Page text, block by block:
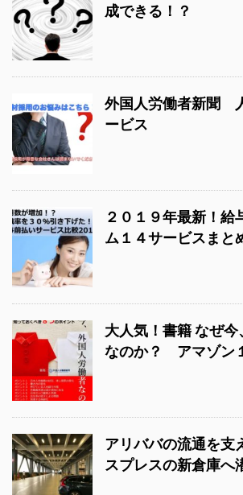
成できる！？
外国人労働者新聞
ービス
２０１９年最新！給
ム１４サービスまと
大人気！書籍 なぜ
なのか？ アマゾン
アリババの流通を
スプレスの新倉庫へ